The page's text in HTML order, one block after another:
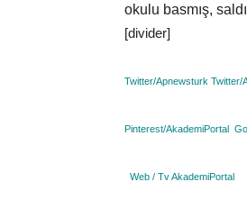
okulu basmış,
[divider]
Twitter/Apnewsturk Twitter/
Pinterest/AkademiPortal
Web / Tv AkademiPortal